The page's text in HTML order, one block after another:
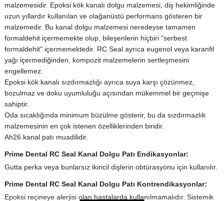
malzemesidir. Epoksi kök kanalı dolgu malzemesi, diş hekimliğinde
uzun yıllardır kullanılan ve olağanüstü performans gösteren bir
malzemedir. Bu kanal dolgu malzemesi neredeyse tamamen
formaldehit içermemekte olup, bileşenlerin hiçbiri "serbest
formaldehit" içermemektedir. RC Seal ayrıca eugenol veya karanfil
yağı içermediğinden, kompozit malzemelerin sertleşmesini
engellemez.
Epoksi kök kanalı sızdırmazlığı ayrıca suya karşı çözünmez,
bozulmaz ve doku uyumluluğu açısından mükemmel bir geçmişe
sahiptir.
Oda sıcaklığında minimum büzülme gösterir, bu da sızdırmazlık
malzemesinin en çok istenen özelliklerinden biridir.
Ah26 kanal patı muadilidir.
Prime Dental RC Seal Kanal Dolgu Patı Endikasyonlar:
Gutta perka veya bunlarsız ikincil dişlerin obtürasyonu için kullanılır.
Prime Dental RC Seal Kanal Dolgu Patı Kontrendikasyonlar:
Epoksi reçineye alerjisi olan hastalarda kullanılmamalıdır. Sistemik